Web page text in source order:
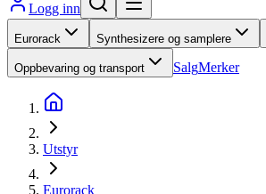
Logg inn
Eurorack Synthesizere og samplere
Oppbevaring og transport SalgMerker
Utstyr
Eurorack